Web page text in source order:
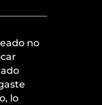
no
lo